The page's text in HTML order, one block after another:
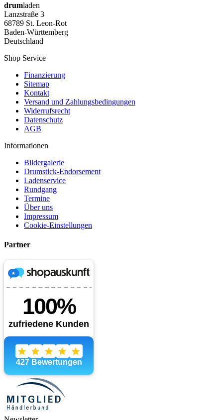
drumladen
Lanzstraße 3
68789 St. Leon-Rot
Baden-Württemberg
Deutschland
Shop Service
Finanzierung
Sitemap
Kontakt
Versand und Zahlungsbedingungen
Widerrufsrecht
Datenschutz
AGB
Informationen
Bildergalerie
Drumstick-Endorsement
Ladenservice
Rundgang
Termine
Über uns
Impressum
Cookie-Einstellungen
Partner